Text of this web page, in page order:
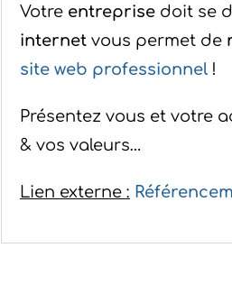
Votre entreprise doit se
internet vous permet de
site web professionnel !
Présentez vous et votre
& vos valeurs…
Lien externe :